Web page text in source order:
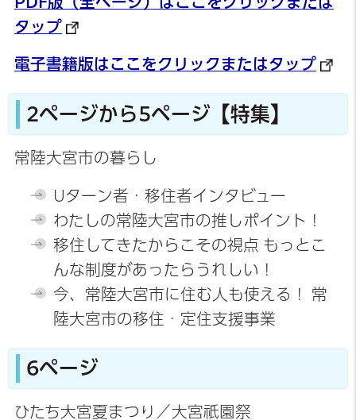
タップ
電子書籍版はここをクリックまたはタップ
2ページから5ページ【特集】
常陸大宮市の暮らし
Uターン者・移住者インタビュー
わたしの常陸大宮市の推しポイント！
移住してきたからこその視点 もっとこ
んな制度があったらうれしい！
今、常陸大宮市に住む人も使える！ 常
陸大宮市の移住・定住支援事業
6ページ
ひたち大宮夏まつり／大宮祇園祭